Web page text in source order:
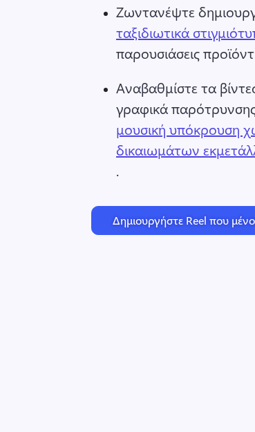
Ζωντανέψτε
ταξιδιωτικά
παρουσιάσεις
Αναβαθμίστε τα
γραφικά παρότρυνσης
μουσική υπόκρουση
δικαιωμάτων
.
Δημιουργήστε Reel που